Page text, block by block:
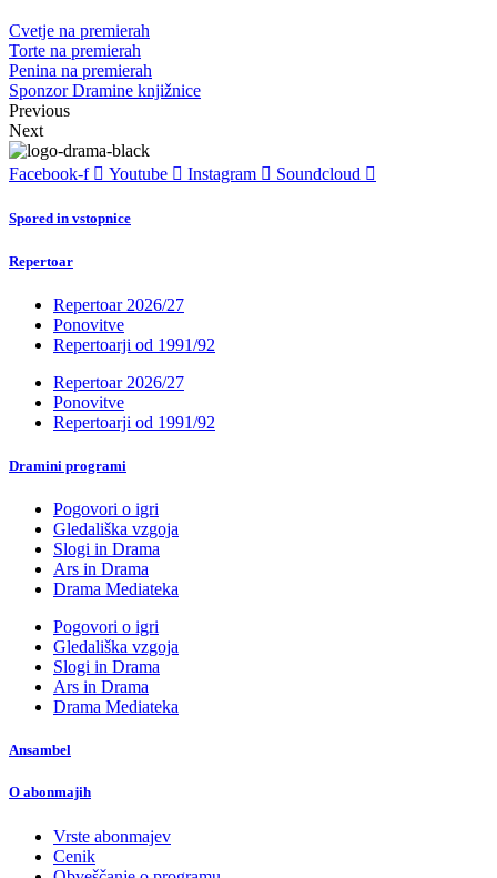
Cvetje na premierah
Torte na premierah
Penina na premierah
Sponzor Dramine knjižnice
Previous
Next
Facebook-f Youtube Instagram Soundcloud
Spored in vstopnice
Repertoar
Repertoar 2026/27
Ponovitve
Repertoarji od 1991/92
Repertoar 2026/27
Ponovitve
Repertoarji od 1991/92
Dramini programi
Pogovori o igri
Gledališka vzgoja
Slogi in Drama
Ars in Drama
Drama Mediateka
Pogovori o igri
Gledališka vzgoja
Slogi in Drama
Ars in Drama
Drama Mediateka
Ansambel
O abonmajih
Vrste abonmajev
Cenik